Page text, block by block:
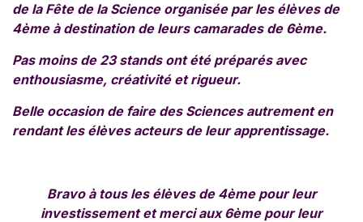
de la Fête de la Science organisée par les élèves de
4ème à destination de leurs camarades de 6ème.
Pas moins de 23 stands ont été préparés avec
enthousiasme, créativité et rigueur.
Belle occasion de faire des Sciences autrement en
rendant les élèves acteurs de leur apprentissage.
Bravo à tous les élèves de 4ème pour leur
investissement et merci aux 6ème pour leur